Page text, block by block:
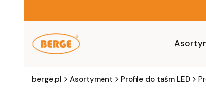
berge.pl Asortyment Profile do taśm LED